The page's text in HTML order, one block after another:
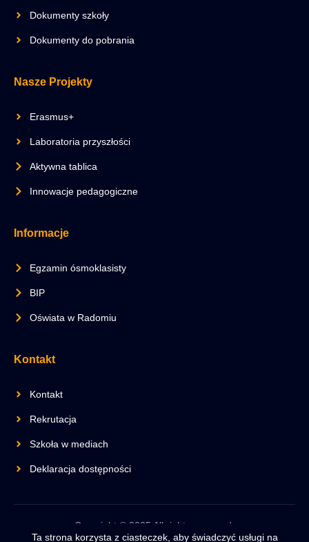
Dokumenty szkoły
Dokumenty do pobrania
Nasze Projekty
Erasmus+
Laboratoria przyszłości
Aktywna tablica
Innowacje pedagogiczne
Informacje
Egzamin ósmoklasisty
BIP
Oświata w Radomiu
Kontakt
Kontakt
Rekrutacja
Szkoła w mediach
Deklaracja dostępności
Copyright © 2025 All rights reserved.
Ta strona korzysta z ciasteczek, aby świadczyć usługi na